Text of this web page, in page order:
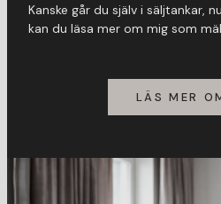
Kanske går du själv i säljtankar,
kan du läsa mer om mig som
LÄS MER